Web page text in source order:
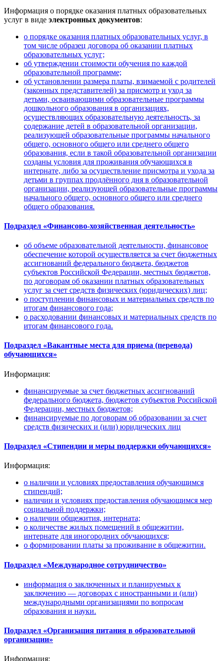
Информация о порядке оказания платных образовательных
услуг в виде электронных документов:
о порядке оказания платных образовательных услуг, в
том числе образец договора об оказании платных
образовательных услуг;
об утверждении стоимости обучения по каждой
образовательной программе;
об установлении размера платы, взимаемой с родителей
(законных представителей) за присмотр и уход за
детьми, осваивающими образовательные программы
дошкольного образования в организациях,
осуществляющих образовательную деятельность, за
содержание детей в образовательной организации,
реализующей образовательные программы начального
общего, основного общего или среднего общего
образования, если в такой образовательной организации
созданы условия для проживания обучающихся в
интернате, либо за осуществление присмотра и ухода за
детьми в группах продлённого дня в образовательной
организации, реализующей образовательные программы
начального общего, основного общего или среднего
общего образования.
Подраздел «Финансово-хозяйственная деятельность»
об объеме образовательной деятельности, финансовое
обеспечение которой осуществляется за счет бюджетных
ассигнований федерального бюджета, бюджетов
субъектов Российской Федерации, местных бюджетов,
по договорам об оказании платных образовательных
услуг за счет средств физических (юридических) лиц;
о поступлении финансовых и материальных средств по
итогам финансового года;
о расходовании финансовых и материальных средств по
итогам финансового года.
Подраздел «Вакантные места для приема (перевода)
обучающихся»
Информация:
финансируемые за счет бюджетных ассигнований
федерального бюджета, бюджетов субъектов Российской
Федерации, местных бюджетов;
финансируемые по договорам об образовании за счет
средств физических и (или) юридических лиц
Подраздел «Стипендии и меры поддержки обучающихся»
Информация:
о наличии и условиях предоставления обучающимся
стипендий;
наличии и условиях предоставления обучающимся мер
социальной поддержки;
о наличии общежития, интерната;
о количестве жилых помещений в общежитии,
интернате для иногородних обучающихся;
о формировании платы за проживание в общежитии.
Подраздел «Международное сотрудничество»
информация о заключенных и планируемых к
заключению — договорах с иностранными и (или)
международными организациями по вопросам
образования и науки.
Подраздел «Организация питания в образовательной
организации»
Информация: